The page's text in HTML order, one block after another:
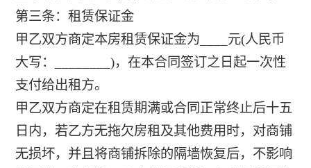
第三条：租赁保证金
甲乙双方商定本房租赁保证金为____元(人民币
大写：________)，在本合同签订之日起一次性
支付给出租方。
甲乙双方商定在租赁期满或合同正常终止后十五
日内，若乙方无拖欠房租及其他费用时，对商铺
无损坏，并且将商铺拆除的隔墙恢复后，不影响